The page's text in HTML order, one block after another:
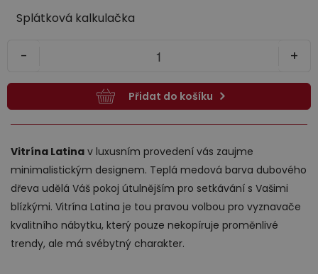
Předsíně
Novinky
Splátková kalkulačka
+
-
Přidat do košíku
Vitrína Latina v luxusním provedení vás zaujme
minimalistickým designem. Teplá medová barva dubového
dřeva udělá Váš pokoj útulnějším pro setkávání s Vašimi
blízkými. Vitrína Latina je tou pravou volbou pro vyznavače
kvalitního nábytku, který pouze nekopíruje proměnlivé
trendy, ale má svébytný charakter.